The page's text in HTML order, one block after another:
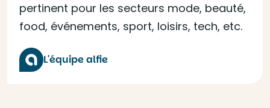
pertinent pour les secteurs mode, beauté,
food, événements, sport, loisirs, tech, etc.
L'équipe alfie